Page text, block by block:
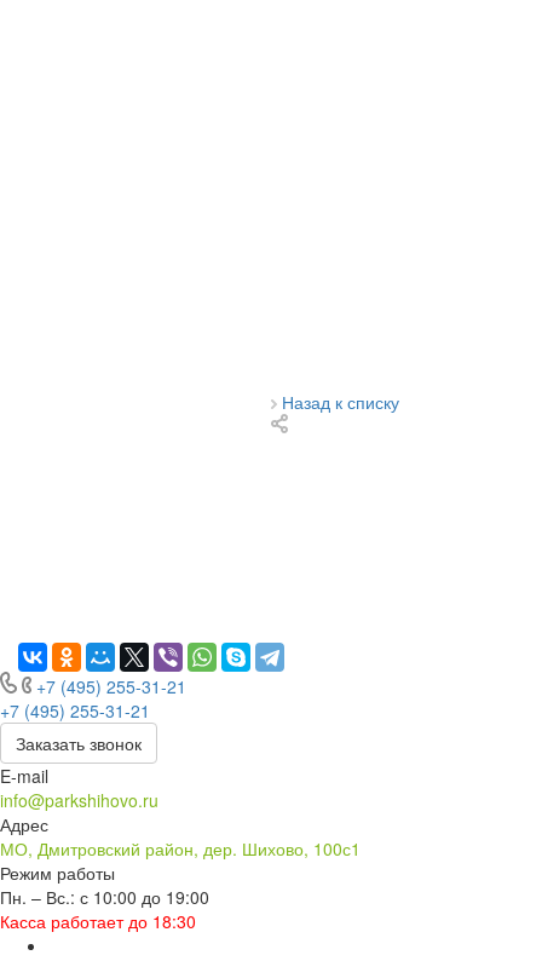
Назад к списку
+7 (495) 255-31-21
+7 (495) 255-31-21
Заказать звонок
E-mail
info@parkshihovo.ru
Адрес
МО, Дмитровский район, дер. Шихово, 100с1
Режим работы
Пн. – Вс.: с 10:00 до 19:00
Касса работает до 18:30